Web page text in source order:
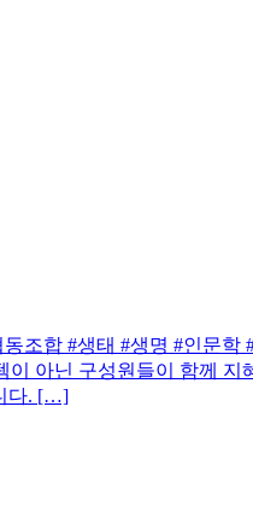
조합 #생태 #생명 #인문학
아닌 구성원들이 함께 지
다. […]